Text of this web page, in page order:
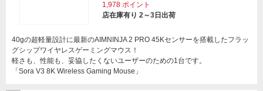
1,978 ポイント
店在庫有り 2～3日出荷
40gの超軽量設計に最新のAIMNINJA 2 PRO 45Kセンサーを搭載したフラッ
グシップワイヤレスゲーミングマウス！
軽さも、性能も、妥協したくないユーザーのための1台です。
「Sora V3 8K Wireless Gaming Mouse」